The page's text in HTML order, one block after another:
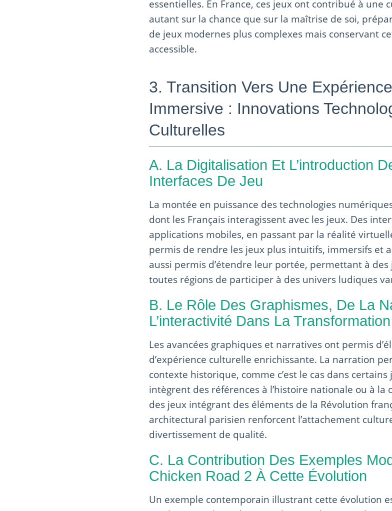
essentielles. En France, ces jeux ont contribué à une
autant sur la chance que sur la maîtrise de soi,
de jeux modernes plus complexes mais conservant
accessible.
3. Transition Vers Une
Immersive : Innovations
Culturelles
A. La Digitalisation Et L’introduction
Interfaces De Jeu
La montée en puissance des technologies
dont les Français interagissent avec les jeux. Des
applications mobiles, en passant par la réalité
permis de rendre les jeux plus intuitifs, immersifs et
aussi permis d’étendre leur portée, permettant à
toutes régions de participer à des univers ludiques
B. Le Rôle Des Graphismes, De La
L’interactivité Dans La Transformation
Les avancées graphiques et narratives ont permis
d’expérience culturelle enrichissante. La narration
contexte historique, comme c’est le cas dans
intègrent des références à l’histoire nationale ou à la
des jeux intégrant des éléments de la Révolution
architectural parisien renforcent l’attachement
divertissement de qualité.
C. La Contribution Des Exemples
Chicken Road 2 À Cette Évolution
Un exemple contemporain illustrant cette évolution